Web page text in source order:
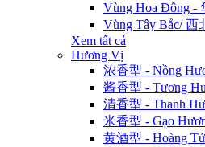
Vùng Hoa Đông -
Vùng Tây Bắc/ 西
Xem tất cả
Hương Vị
浓香型 - Nồng
酱香型 - Tương
清香型 - Thanh
米香型 - Gạo
黄酒型 - Hoàng